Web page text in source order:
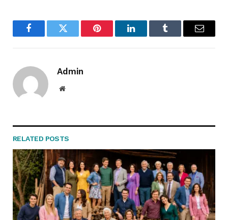
FacebookTwitter Pinterest LinkedInTumblr Email
Admin
Website
RELATED POSTS